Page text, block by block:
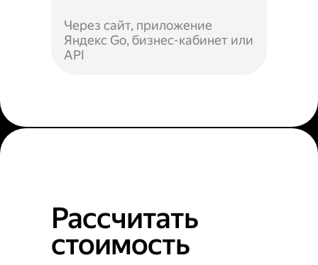
Через сайт, приложение
Яндекс Go, бизнес-кабинет или
API
Рассчитать
стоимость